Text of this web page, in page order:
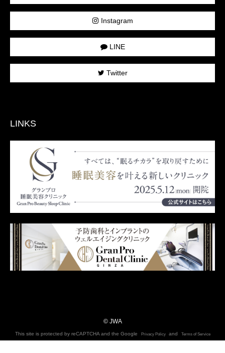
Instagram
LINE
Twitter
LINKS
© JWA
This site is protected by reCAPTCHA and the Google Privacy Policy and Terms of Service